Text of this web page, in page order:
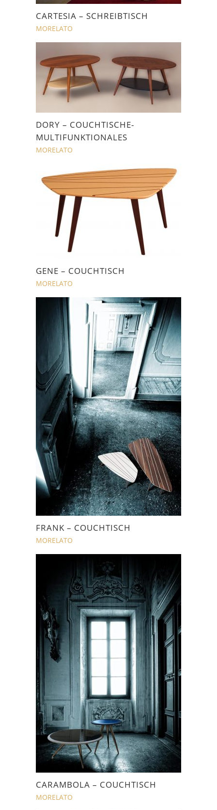
CARTESIA – SCHREIBTISCH
MORELATO
DORY – COUCHTISCHE-
MULTIFUNKTIONALES
MORELATO
GENE – COUCHTISCH
MORELATO
FRANK – COUCHTISCH
MORELATO
CARAMBOLA – COUCHTISCH
MORELATO